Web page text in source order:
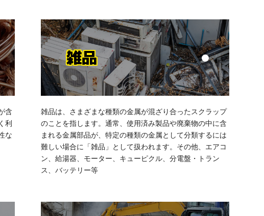
含
利
な
雑品
雑品は、さまざまな種類の金属が混ざり合ったスクラップ
のことを指します。通常、使用済み製品や廃棄物の中に含
まれる金属部品が、特定の種類の金属として分類するには
難しい場合に「雑品」として扱われます。その他、エアコ
ン、給湯器、モーター、キューピクル、分電盤・トラン
ス、バッテリー等